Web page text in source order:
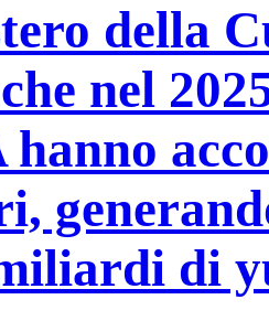
della
nel
hanno
di